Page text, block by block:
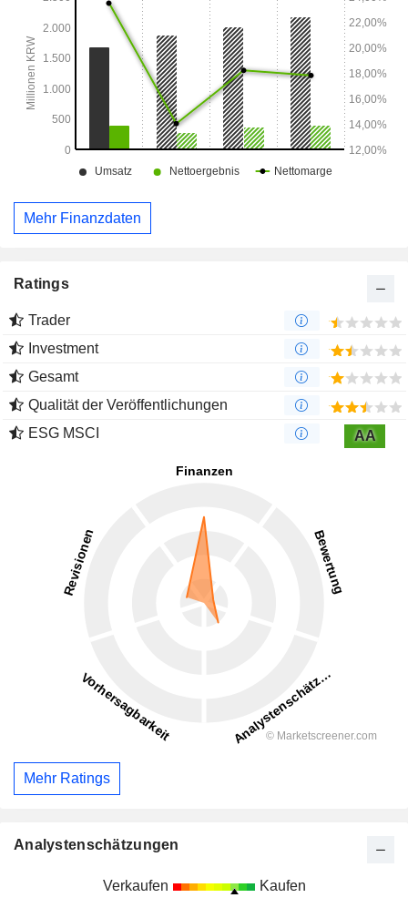
Mehr Finanzdaten
Ratings
Trader
Investment
Gesamt
Qualität der Veröffentlichungen
ESG MSCI
AA
Mehr Ratings
Analystenschätzungen
Verkaufen Kaufen